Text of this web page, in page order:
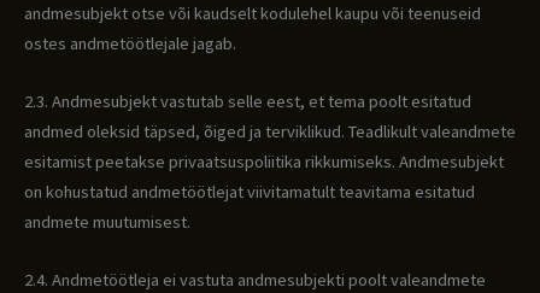
andmesubjekt otse või kaudselt kodulehel kaupu või teenuseid
ostes andmetöötlejale jagab.
2.3. Andmesubjekt vastutab selle eest, et tema poolt esitatud
andmed oleksid täpsed, õiged ja terviklikud. Teadlikult valeandmete
esitamist peetakse privaatsuspoliitika rikkumiseks. Andmesubjekt
on kohustatud andmetöötlejat viivitamatult teavitama esitatud
andmete muutumisest.
2.4. Andmetöötleja ei vastuta andmesubjekti poolt valeandmete